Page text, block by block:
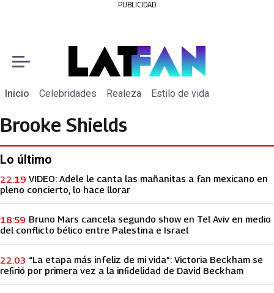
PUBLICIDAD
Inicio Celebridades Realeza Estilo de vida
Brooke Shields
Lo último
VIDEO: Adele le canta las mañanitas a fan mexicano en
pleno concierto, lo hace llorar
22:19
Bruno Mars cancela segundo show en Tel Aviv en medio
del conflicto bélico entre Palestina e Israel
18:59
“La etapa más infeliz de mi vida”: Victoria Beckham se
refirió por primera vez a la infidelidad de David Beckham
22:03